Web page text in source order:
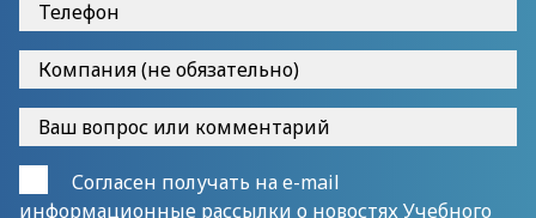
Согласен получать на e-mail
информационные рассылки о новостях Учебного